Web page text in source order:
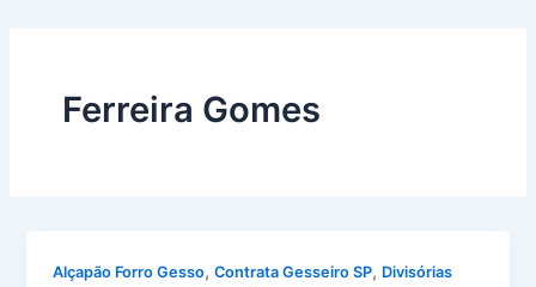
Ferreira Gomes
Alçapão Forro Gesso,Contrata Gesseiro SP, Divisórias